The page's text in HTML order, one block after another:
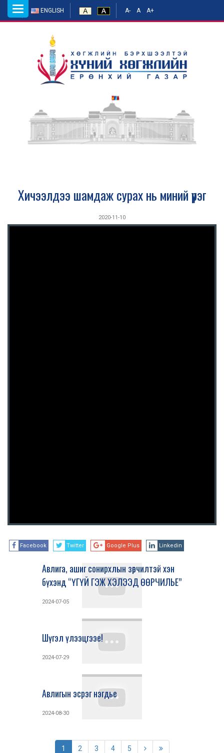
ENGLISH A- A A+
Toggle
navigation
Хичээлдээ шамдаж сурах нь миний үүрэг
2020-11-10
Facebook Twitter Google Plus Linkedin
Авлига, ашиг сонирхлын зөрчилтэй хэн
бүхэнд “ҮГҮЙ ГЭЖ ХЭЛЭЭД ӨӨРЧИЛЬЕ”
2024-07-05
Шүгэл үлээцгээе!
2024-07-29
Авлигын эсрэг нэгдье
2024-08-30
1 2 3 4 5